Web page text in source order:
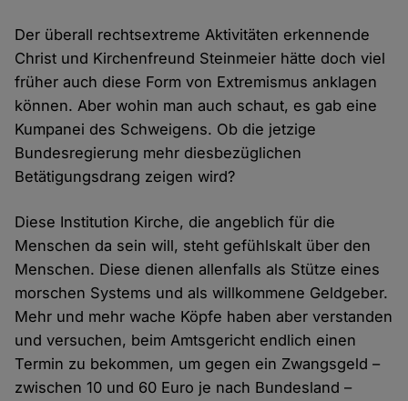
Der überall rechtsextreme Aktivitäten erkennende
Christ und Kirchenfreund Steinmeier hätte doch viel
früher auch diese Form von Extremismus anklagen
können. Aber wohin man auch schaut, es gab eine
Kumpanei des Schweigens. Ob die jetzige
Bundesregierung mehr diesbezüglichen
Betätigungsdrang zeigen wird?
Diese Institution Kirche, die angeblich für die
Menschen da sein will, steht gefühlskalt über den
Menschen. Diese dienen allenfalls als Stütze eines
morschen Systems und als willkommene Geldgeber.
Mehr und mehr wache Köpfe haben aber verstanden
und versuchen, beim Amtsgericht endlich einen
Termin zu bekommen, um gegen ein Zwangsgeld –
zwischen 10 und 60 Euro je nach Bundesland –